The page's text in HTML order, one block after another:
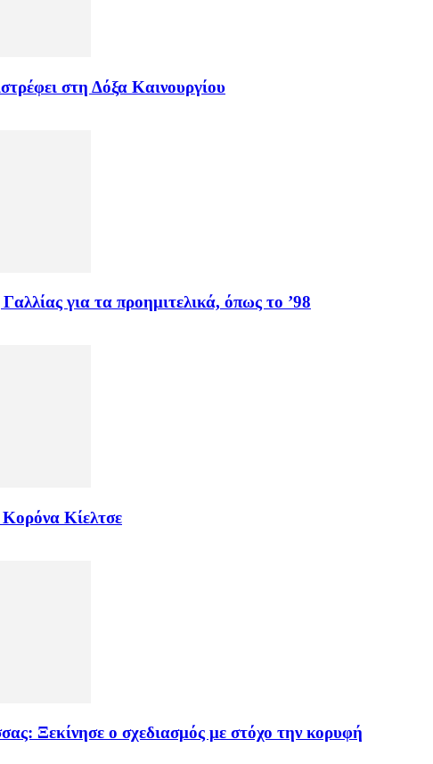
στη Δόξα Καινουργίου
για τα προημιτελικά, όπως το ’98
Κίελτσε
Ξεκίνησε ο σχεδιασμός με στόχο την κορυφή